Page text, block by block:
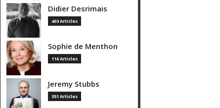
Didier Desrimais
403 Articles
Sophie de Menthon
116 Articles
Jeremy Stubbs
351 Articles